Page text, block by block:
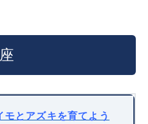
モとアズキを育てよう